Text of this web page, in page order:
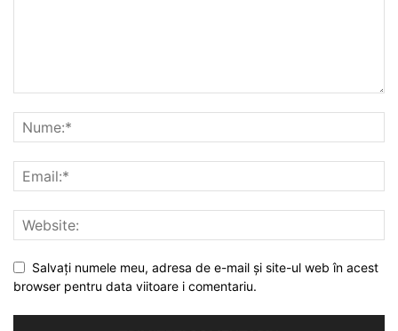
Salvați numele meu, adresa de e-mail și site-ul web în acest
browser pentru data viitoare i comentariu.